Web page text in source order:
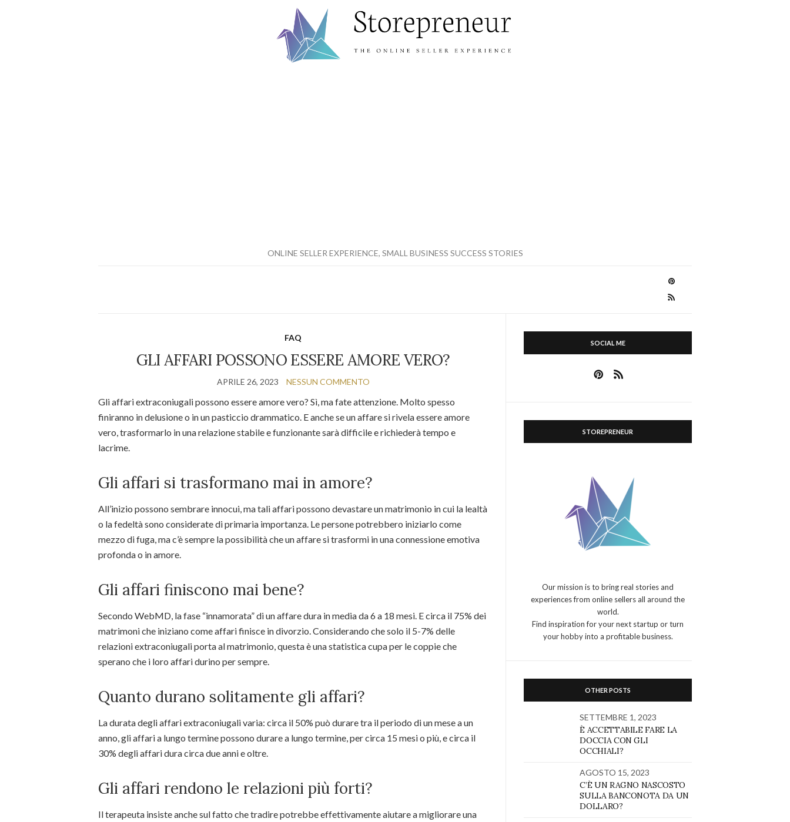
ONLINE SELLER EXPERIENCE, SMALL BUSINESS SUCCESS STORIES
FAQ
GLI AFFARI POSSONO ESSERE AMORE VERO?
APRILE 26, 2023 NESSUN COMMENTO
Gli affari extraconiugali possono essere amore vero? Sì, ma fate attenzione. Molto spesso
finiranno in delusione o in un pasticcio drammatico. E anche se un affare si rivela essere amore
vero, trasformarlo in una relazione stabile e funzionante sarà difficile e richiederà tempo e
lacrime.
Gli affari si trasformano mai in amore?
All’inizio possono sembrare innocui, ma tali affari possono devastare un matrimonio in cui la lealtà
o la fedeltà sono considerate di primaria importanza. Le persone potrebbero iniziarlo come
mezzo di fuga, ma c’è sempre la possibilità che un affare si trasformi in una connessione emotiva
profonda o in amore.
Gli affari finiscono mai bene?
Secondo WebMD, la fase “innamorata” di un affare dura in media da 6 a 18 mesi. E circa il 75% dei
matrimoni che iniziano come affari finisce in divorzio. Considerando che solo il 5-7% delle
relazioni extraconiugali porta al matrimonio, questa è una statistica cupa per le coppie che
sperano che i loro affari durino per sempre.
Quanto durano solitamente gli affari?
La durata degli affari extraconiugali varia: circa il 50% può durare tra il periodo di un mese a un
anno, gli affari a lungo termine possono durare a lungo termine, per circa 15 mesi o più, e circa il
30% degli affari dura circa due anni e oltre.
Gli affari rendono le relazioni più forti?
Il terapeuta insiste anche sul fatto che tradire potrebbe effettivamente aiutare a migliorare una
SOCIAL ME
STOREPRENEUR
Our mission is to bring real stories and
experiences from online sellers all around the
world.
Find inspiration for your next startup or turn
your hobby into a profitable business.
OTHER POSTS
SETTEMBRE 1, 2023
È ACCETTABILE FARE LA
DOCCIA CON GLI
OCCHIALI?
AGOSTO 15, 2023
C’È UN RAGNO NASCOSTO
SULLA BANCONOTA DA UN
DOLLARO?